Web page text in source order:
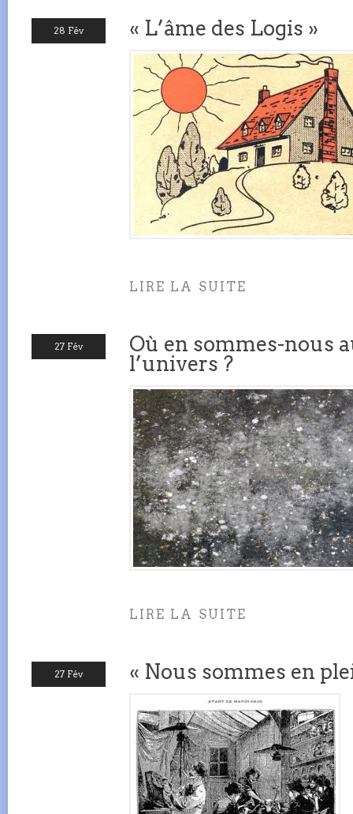
28 Fév « L’âme des Logis »
LIRE LA SUITE
27 Fév
Où en sommes-nous
l’univers ?
LIRE LA SUITE
27 Fév « Nous sommes en